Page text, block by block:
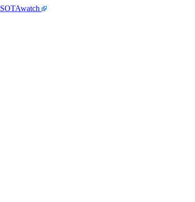
SOTAwatch